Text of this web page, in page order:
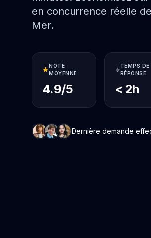
en concurrence réelle
Mer.
NOTE
MOYENNE
4.9/5
TEMPS DE
RÉPONSE
< 2h
Dernière demande